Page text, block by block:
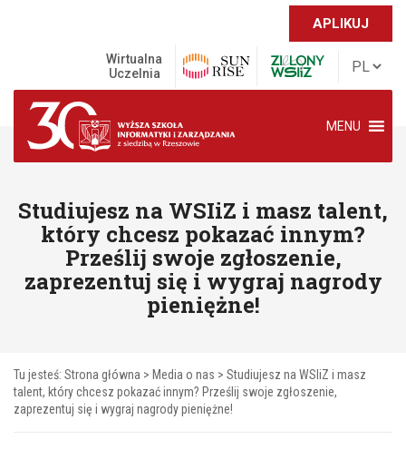
APLIKUJ
Wirtualna
Uczelnia
MENU
Studiujesz na WSIiZ i masz talent,
który chcesz pokazać innym?
Prześlij swoje zgłoszenie,
zaprezentuj się i wygraj nagrody
pieniężne!
Tu jesteś: Strona główna > Media o nas > Studiujesz na WSIiZ i masz
talent, który chcesz pokazać innym? Prześlij swoje zgłoszenie,
zaprezentuj się i wygraj nagrody pieniężne!